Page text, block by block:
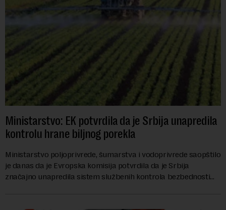
Ministarstvo: EK potvrdila da je Srbija unapredila
kontrolu hrane biljnog porekla
Ministarstvo poljoprivrede, šumarstva i vodoprivrede saopštilo
je danas da je Evropska komisija potvrdila da je Srbija
značajno unapredila sistem službenih kontrola bezbednosti